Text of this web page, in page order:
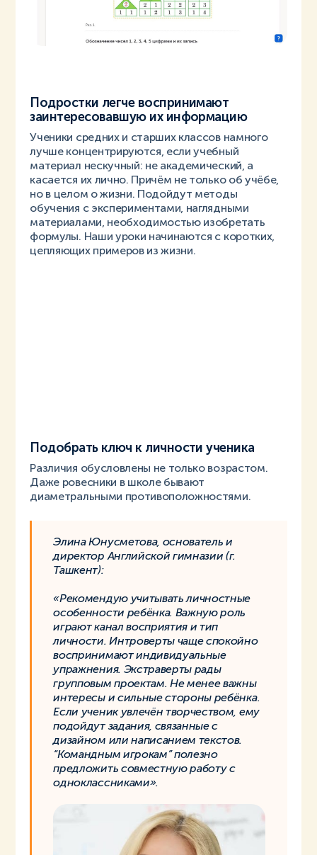
Подростки легче воспринимают
заинтересовавшую их информацию
Ученики средних и старших классов намного
лучше концентрируются, если учебный
материал нескучный: не академический, а
касается их лично. Причём не только об учёбе,
но в целом о жизни. Подойдут методы
обучения с экспериментами, наглядными
материалами, необходимостью изобретать
формулы. Наши уроки начинаются с коротких,
цепляющих примеров из жизни.
Подобрать ключ к личности ученика
Различия обусловлены не только возрастом.
Даже ровесники в школе бывают
диаметральными противоположностями.
Элина Юнусметова, основатель и
директор Английской гимназии (г.
Ташкент):
«Рекомендую учитывать личностные
особенности ребёнка. Важную роль
играют канал восприятия и тип
личности. Интроверты чаще спокойно
воспринимают индивидуальные
упражнения. Экстраверты рады
групповым проектам. Не менее важны
интересы и сильные стороны ребёнка.
Если ученик увлечён творчеством, ему
подойдут задания, связанные с
дизайном или написанием текстов.
“Командным игрокам” полезно
предложить совместную работу с
одноклассниками».